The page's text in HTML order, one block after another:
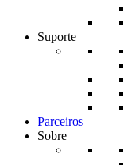
Suporte
Parceiros
Sobre